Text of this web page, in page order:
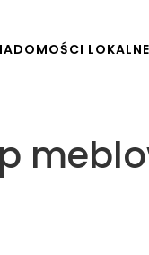
LOKALNE